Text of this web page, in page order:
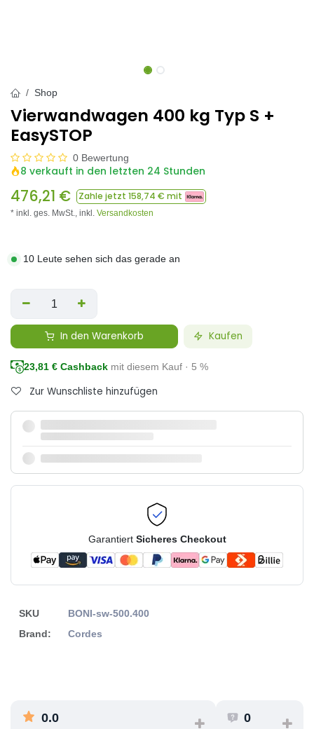
Shop
Vierwandwagen 400 kg Typ S +
EasySTOP
0 Bewertung
8 verkauft in den letzten 24 Stunden
476,21 € Zahle jetzt 158,74 € mit
* inkl. ges. MwSt., inkl. Versandkosten
10 Leute sehen sich das gerade an
In den Warenkorb Kaufen
23,81 € Cashback mit diesem Kauf · 5 %
Zur Wunschliste hinzufügen
Garantiert Sicheres Checkout
SKU
BONI-sw-500.400
Brand:
Cordes
0.0 0